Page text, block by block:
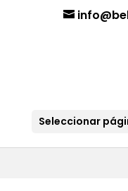
¡Aviso importante para
Seleccionar